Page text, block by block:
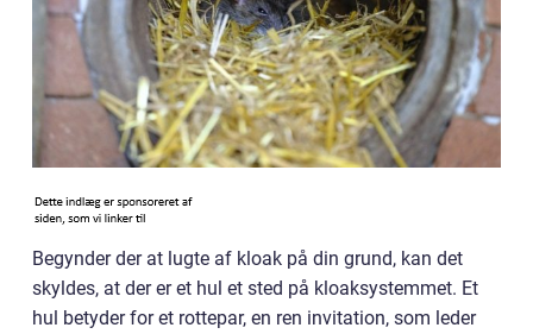
Begynder der at lugte af kloak på din grund, kan det
skyldes, at der er et hul et sted på kloaksystemmet. Et
hul betyder for et rottepar, en ren invitation, som leder